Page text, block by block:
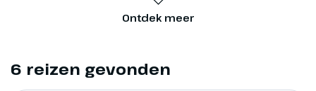
Ontdek meer
6 reizen gevonden